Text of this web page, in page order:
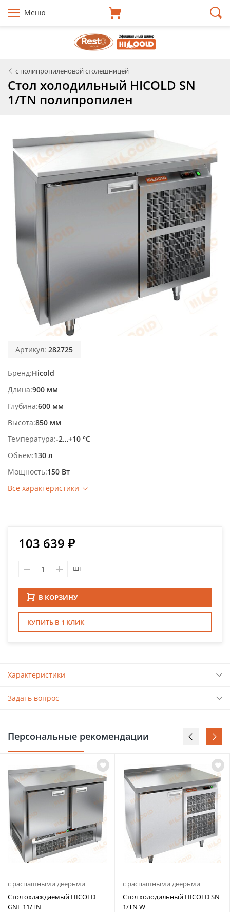
Меню
с полипропиленовой столешницей
Стол холодильный HICOLD SN
1/TN полипропилен
Артикул: 282725
Бренд Hicold
Длина 900 мм
Глубина 600 мм
Высота 850 мм
Температура -2…+10 °С
Объем 130 л
Мощность 150 Вт
Все характеристики
103 639 ₽
шт
В КОРЗИНУ
КУПИТЬ В 1 КЛИК
Характеристики
Задать вопрос
Персональные рекомендации
с распашными дверьми
Стол охлаждаемый HICOLD
GNE 11/TN
с распашными дверьми
Стол холодильный HICOLD SN
1/TN W